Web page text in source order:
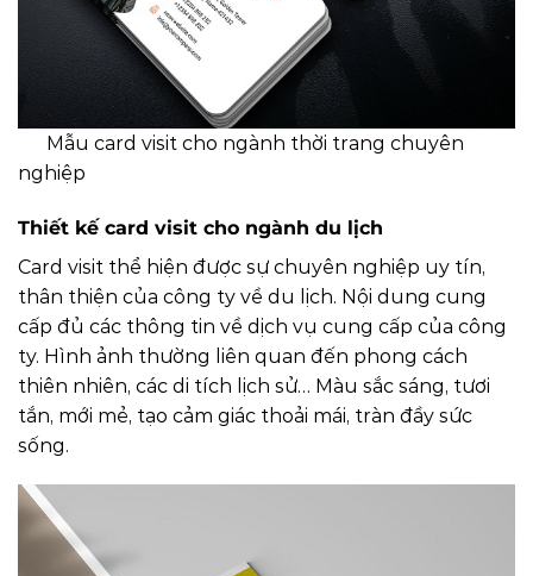
Mẫu card visit cho ngành thời trang chuyên
nghiệp
Thiết kế card visit cho ngành du lịch
Card visit thể hiện được sự chuyên nghiệp uy tín,
thân thiện của công ty về du lịch. Nội dung cung
cấp đủ các thông tin về dịch vụ cung cấp của công
ty. Hình ảnh thường liên quan đến phong cách
thiên nhiên, các di tích lịch sử… Màu sắc sáng, tươi
tắn, mới mẻ, tạo cảm giác thoải mái, tràn đầy sức
sống.